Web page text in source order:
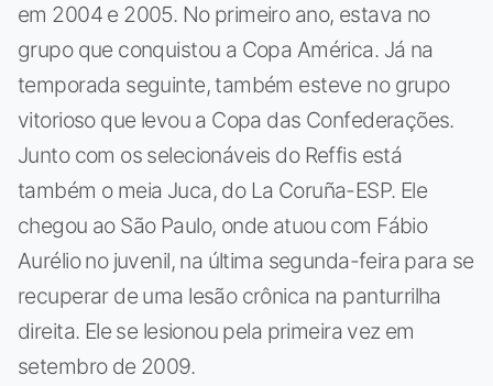
em 2004 e 2005. No primeiro ano, estava no
grupo que conquistou a Copa América. Já na
temporada seguinte, também esteve no grupo
vitorioso que levou a Copa das Confederações.
Junto com os selecionáveis do Reffis está
também o meia Juca, do La Coruña-ESP. Ele
chegou ao São Paulo, onde atuou com Fábio
Aurélio no juvenil, na última segunda-feira para se
recuperar de uma lesão crônica na panturrilha
direita. Ele se lesionou pela primeira vez em
setembro de 2009.